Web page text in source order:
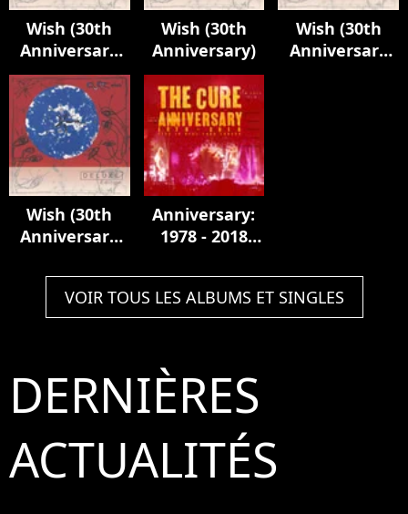
Wish (30th
Anniversary
Edition)
Wish (30th
Anniversary)
Wish (30th
Anniversary
Wish (30th
Anniversary
Anniversary:
1978 - 2018
Park London
VOIR TOUS LES ALBUMS ET SINGLES
DERNIÈRES
ACTUALITÉS